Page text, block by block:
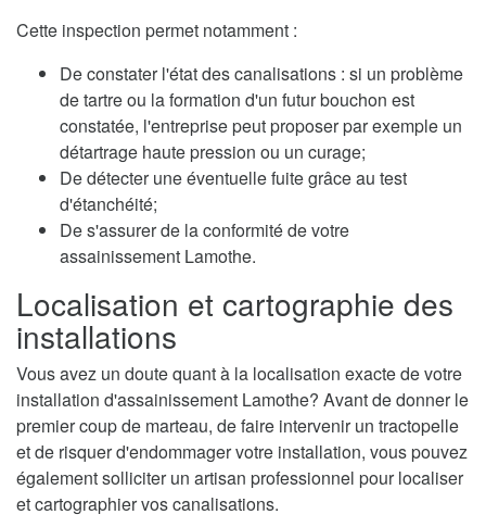
Cette inspection permet notamment :
De constater l'état des canalisations : si un problème
de tartre ou la formation d'un futur bouchon est
constatée, l'entreprise peut proposer par exemple un
détartrage haute pression ou un curage;
De détecter une éventuelle fuite grâce au test
d'étanchéité;
De s'assurer de la conformité de votre
assainissement Lamothe.
Localisation et cartographie des
installations
Vous avez un doute quant à la localisation exacte de votre
installation d'assainissement Lamothe? Avant de donner le
premier coup de marteau, de faire intervenir un tractopelle
et de risquer d'endommager votre installation, vous pouvez
également solliciter un artisan professionnel pour localiser
et cartographier vos canalisations.